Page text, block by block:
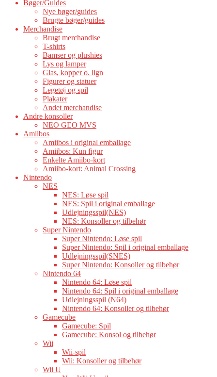
Bøger/Guides
Nye bøger/guides
Brugte bøger/guides
Merchandise
Brugt merchandise
T-shirts
Bamser og plushies
Lys og lamper
Glas, kopper o. lign
Figurer og statuer
Legetøj og spil
Plakater
Andet merchandise
Andre konsoller
NEO GEO MVS
Amiibos
Amiibos i original emballage
Amiibos: Kun figur
Enkelte Amiibo-kort
Amiibo-kort: Animal Crossing
Nintendo
NES
NES: Løse spil
NES: Spil i original emballage
Udlejningsspil(NES)
NES: Konsoller og tilbehør
Super Nintendo
Super Nintendo: Løse spil
Super Nintendo: Spil i original emballage
Udlejningsspil(SNES)
Super Nintendo: Konsoller og tilbehør
Nintendo 64
Nintendo 64: Løse spil
Nintendo 64: Spil i original emballage
Udlejningsspil (N64)
Nintendo 64: Konsoller og tilbehør
Gamecube
Gamecube: Spil
Gamecube: Konsol og tilbehør
Wii
Wii-spil
Wii: Konsoller og tilbehør
Wii U